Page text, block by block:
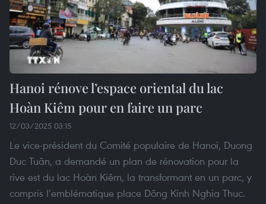
Hanoi rénove l’espace oriental du lac
Hoàn Kiêm pour en faire un parc
12/03/2025 03:15
Le vice-président du Comité populaire de Hanoi, Duong
Duc Tuân, a demandé un plan de rénovation pour la
rive est du lac Hoàn Kiêm, la transformant en un parc, y
compris l’emblématique place Dông Kinh Nghia Thuc.